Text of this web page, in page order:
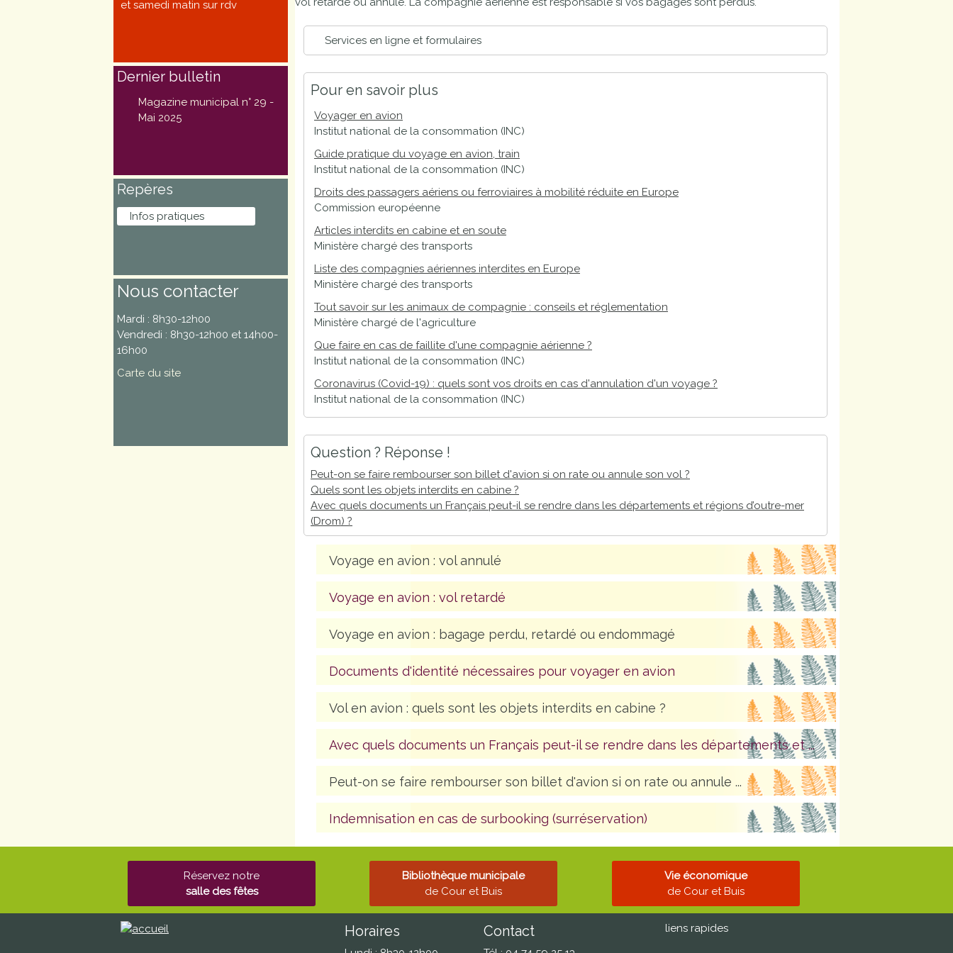
Réglementation
Démarches
Rhône
Médiathèque
scolaires
Buis
Services en ligne et formulaires
Pour en savoir plus
Voyager en avion
Institut national de la consommation (INC)
Guide pratique du voyage en avion, train
Institut national de la consommation (INC)
Droits des passagers aériens ou ferroviaires à mobilité réduite en Europe
Commission européenne
Articles interdits en cabine et en soute
Ministère chargé des transports
Liste des compagnies aériennes interdites en Europe
Ministère chargé des transports
Tout savoir sur les animaux de compagnie : conseils et réglementation
Ministère chargé de l'agriculture
Que faire en cas de faillite d'une compagnie aérienne ?
Institut national de la consommation (INC)
Coronavirus (Covid-19) : quels sont vos droits en cas d'annulation d'un voyage ?
Institut national de la consommation (INC)
Question ? Réponse !
Peut-on se faire rembourser son billet d'avion si on rate ou annule son vol ?
Quels sont les objets interdits en cabine ?
Avec quels documents un Français peut-il se rendre dans les départements et régions d’outre-mer
(Drom) ?
Voyage en avion : vol annulé
Voyage en avion : vol retardé
Voyage en avion : bagage perdu, retardé ou endommagé
Documents d'identité nécessaires pour voyager en avion
Vol en avion : quels sont les objets interdits en cabine ?
Avec quels documents un Français peut-il se rendre dans les départements et ...
Peut-on se faire rembourser son billet d'avion si on rate ou annule ...
Indemnisation en cas de surbooking (surréservation)
et samedi matin sur rdv
Dernier bulletin
Magazine municipal n° 29 -
Mai 2025
Repères
Infos pratiques
Nous contacter
Mardi : 8h30-12h00
Vendredi : 8h30-12h00 et 14h00-
16h00
Carte du site
Réservez notre
salle des fêtes
Bibliothèque municipale
de Cour et Buis
Vie économique
de Cour et Buis
Horaires Contact liens rapides